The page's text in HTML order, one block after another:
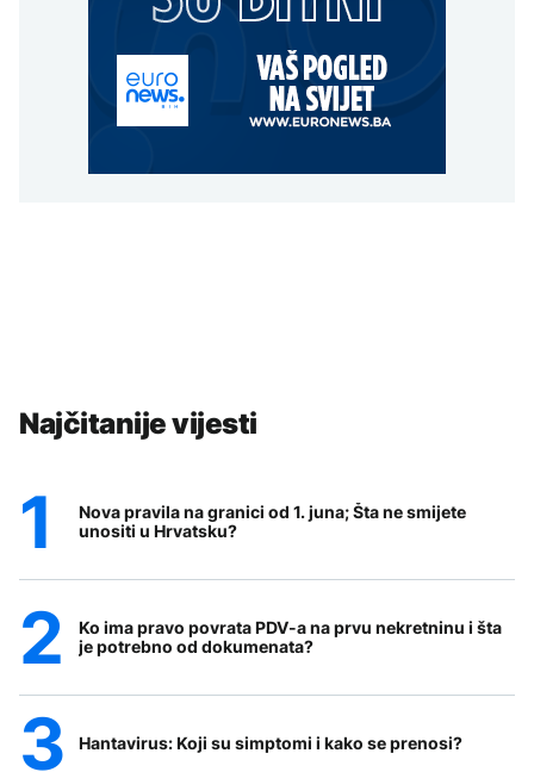
Najčitanije vijesti
Nova pravila na granici od 1. juna; Šta ne smijete
unositi u Hrvatsku?
Ko ima pravo povrata PDV-a na prvu nekretninu i šta
je potrebno od dokumenata?
Hantavirus: Koji su simptomi i kako se prenosi?